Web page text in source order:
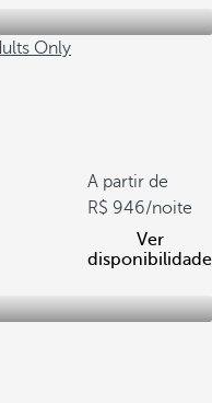
Only
A partir de
946/noite
Ver
disponibilidade